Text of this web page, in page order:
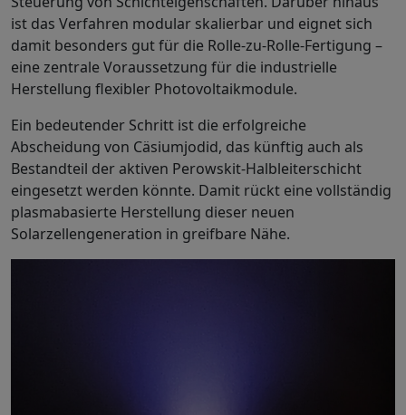
ist das Verfahren modular skalierbar und eignet sich
damit besonders gut für die Rolle-zu-Rolle-Fertigung –
eine zentrale Voraussetzung für die industrielle
Herstellung flexibler Photovoltaikmodule.
Ein bedeutender Schritt ist die erfolgreiche
Abscheidung von Cäsiumjodid, das künftig auch als
Bestandteil der aktiven Perowskit-Halbleiterschicht
eingesetzt werden könnte. Damit rückt eine vollständig
plasmabasierte Herstellung dieser neuen
Solarzellengeneration in greifbare Nähe.